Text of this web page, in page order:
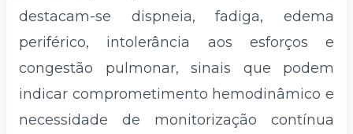
destacam-se dispneia, fadiga, edema
periférico, intolerância aos esforços e
congestão pulmonar, sinais que podem
indicar comprometimento hemodinâmico e
necessidade de monitorização contínua